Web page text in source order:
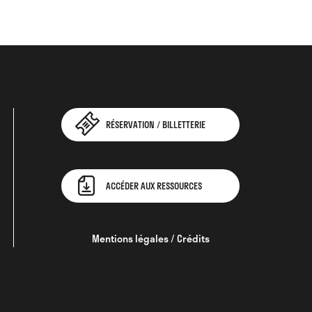
RÉSERVATION / BILLETTERIE
ACCÉDER AUX RESSOURCES
Mentions légales / Crédits